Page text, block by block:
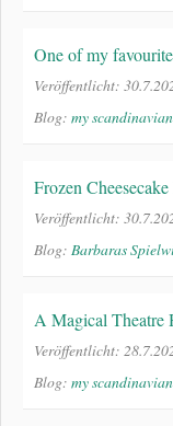
One of my
Veröffentlicht:
Blog: my
Frozen
Veröffentlicht:
Blog: Barbaras
A Magical Theatre
Veröffentlicht:
Blog: my